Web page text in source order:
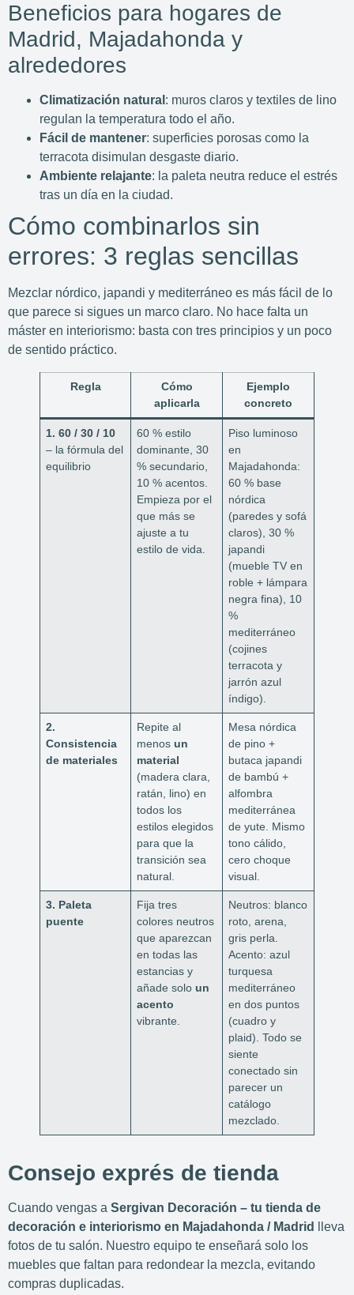
Beneficios para hogares de
Madrid, Majadahonda y
alrededores
Climatización natural : muros claros y textiles de lino
regulan la temperatura todo el año.
Fácil de mantener: superficies porosas como la
terracota disimulan desgaste diario.
Ambiente relajante: la paleta neutra reduce el estrés
tras un día en la ciudad.
Cómo combinarlos sin
errores: 3 reglas sencillas
Mezclar nórdico, japandi y mediterráneo es más fácil de lo
que parece si sigues un marco claro. No hace falta un
máster en interiorismo: basta con tres principios y un poco
de sentido práctico.
Regla
Cómo
aplicarla
Ejemplo
concreto
1. 60 / 30 / 10
– la fórmula del
equilibrio
60 % estilo
dominante, 30
% secundario,
10 % acentos.
Empieza por el
que más se
ajuste a tu
estilo de vida.
Piso luminoso
en
Majadahonda:
60 % base
nórdica
(paredes y sofá
claros), 30 %
japandi
(mueble TV en
roble + lámpara
negra fina), 10
%
mediterráneo
(cojines
terracota y
jarrón azul
índigo).
2.
Consistencia
de materiales
Repite al
menosun
material
(madera clara,
ratán, lino) en
todos los
estilos elegidos
para que la
transición sea
natural.
Mesa nórdica
de pino +
butaca japandi
de bambú +
alfombra
mediterránea
de yute. Mismo
tono cálido,
cero choque
visual.
3. Paleta
puente
Fija tres
colores neutros
que aparezcan
en todas las
estancias y
añade solo un
acento
vibrante.
Neutros: blanco
roto, arena,
gris perla.
Acento: azul
turquesa
mediterráneo
en dos puntos
(cuadro y
plaid). Todo se
siente
conectado sin
parecer un
catálogo
mezclado.
Consejo exprés de tienda
Cuando vengas a Sergivan Decoración – tu tienda de
decoración e interiorismo en Majadahonda / Madrid
lleva
fotos de tu salón. Nuestro equipo te enseñará solo los
muebles que faltan para redondear la mezcla, evitando
compras duplicadas.